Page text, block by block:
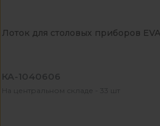
Лоток для столовых приборов
КА-1040606
На центральном складе - 33 шт